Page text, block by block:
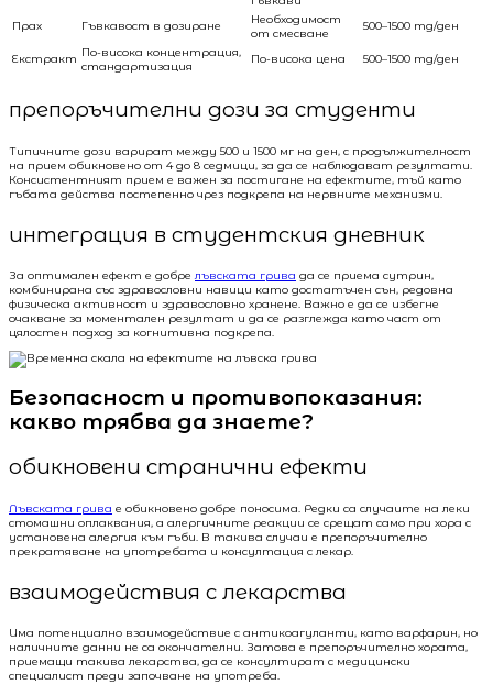
Прах
Гъвкавост в дозиране
Необходимост
от смесване
500–1500 mg/ден
Екстракт По-висока концентрация,
стандартизация
По-висока цена 500–1500 mg/ден
препоръчителни дози за студенти
Типичните дози варират между 500 и 1500 мг на ден, с продължителност
на прием обикновено от 4 до 8 седмици, за да се наблюдават резултати.
Консистентният прием е важен за постигане на ефектите, тъй като
гъбата действа постепенно чрез подкрепа на нервните механизми.
интеграция в студентския дневник
За оптимален ефект е добрелъвската грива да се приема сутрин,
комбинирана със здравословни навици като достатъчен сън, редовна
физическа активност и здравословно хранене. Важно е да се избегне
очакване за моментален резултат и да се разглежда като част от
цялостен подход за когнитивна подкрепа.
Безопасност и противопоказания:
какво трябва да знаете?
обикновени странични ефекти
Лъвската грива е обикновено добре поносима. Редки са случаите на леки
стомашни оплаквания, а алергичните реакции се срещат само при хора с
установена алергия към гъби. В такива случаи е препоръчително
прекратяване на употребата и консултация с лекар.
взаимодействия с лекарства
Има потенциално взаимодействие с антикоагуланти, като варфарин, но
наличните данни не са окончателни. Затова е препоръчително хората,
приемащи такива лекарства, да се консултират с медицински
специалист преди започване на употреба.